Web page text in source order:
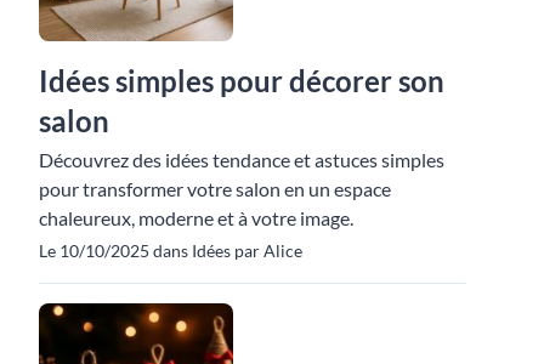
Idées simples pour décorer son
salon
Découvrez des idées tendance et astuces simples
pour transformer votre salon en un espace
chaleureux, moderne et à votre image.
Le 10/10/2025 dans Idées par Alice